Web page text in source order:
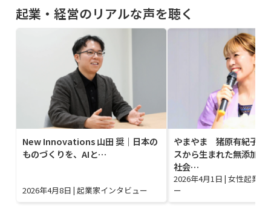
起業・経営のリアルな声を聴く
New Innovations 山田 奨｜日本の
ものづくりを、AIと…
2026年4月8日 | 起業家インタビュー
やまやま 猪原有紀子｜
スから生まれた無添加グ
社会…
2026年4月1日 | 女性起業家
ー